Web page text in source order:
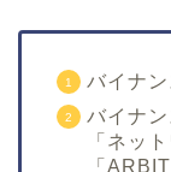
バイナ
バイナ
「ネッ
「